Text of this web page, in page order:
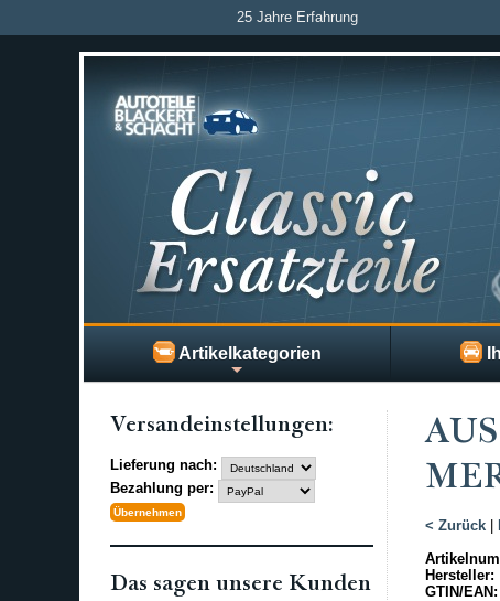
25 Jahre Erfahrung
Artikelkategorien
< Zurück|
Hersteller:
GTIN/EAN:
Versand­einstellungen:
Lieferung nach:
Bezahlung per:
Das sagen unsere Kunden